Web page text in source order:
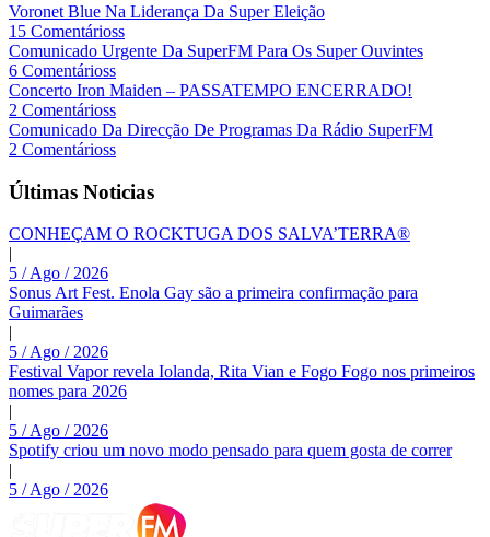
Voronet Blue Na Liderança Da Super Eleição
15 Comentárioss
Comunicado Urgente Da SuperFM Para Os Super Ouvintes
6 Comentárioss
Concerto Iron Maiden – PASSATEMPO ENCERRADO!
2 Comentárioss
Comunicado Da Direcção De Programas Da Rádio SuperFM
2 Comentárioss
Últimas Noticias
CONHEÇAM O ROCKTUGA DOS SALVA’TERRA®
|
5 / Ago / 2026
Sonus Art Fest. Enola Gay são a primeira confirmação para
Guimarães
|
5 / Ago / 2026
Festival Vapor revela Iolanda, Rita Vian e Fogo Fogo nos primeiros
nomes para 2026
|
5 / Ago / 2026
Spotify criou um novo modo pensado para quem gosta de correr
|
5 / Ago / 2026